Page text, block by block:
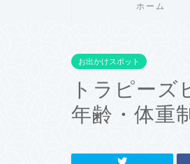
ホーム
お出かけスポット
トラピーズ
年齢・体重